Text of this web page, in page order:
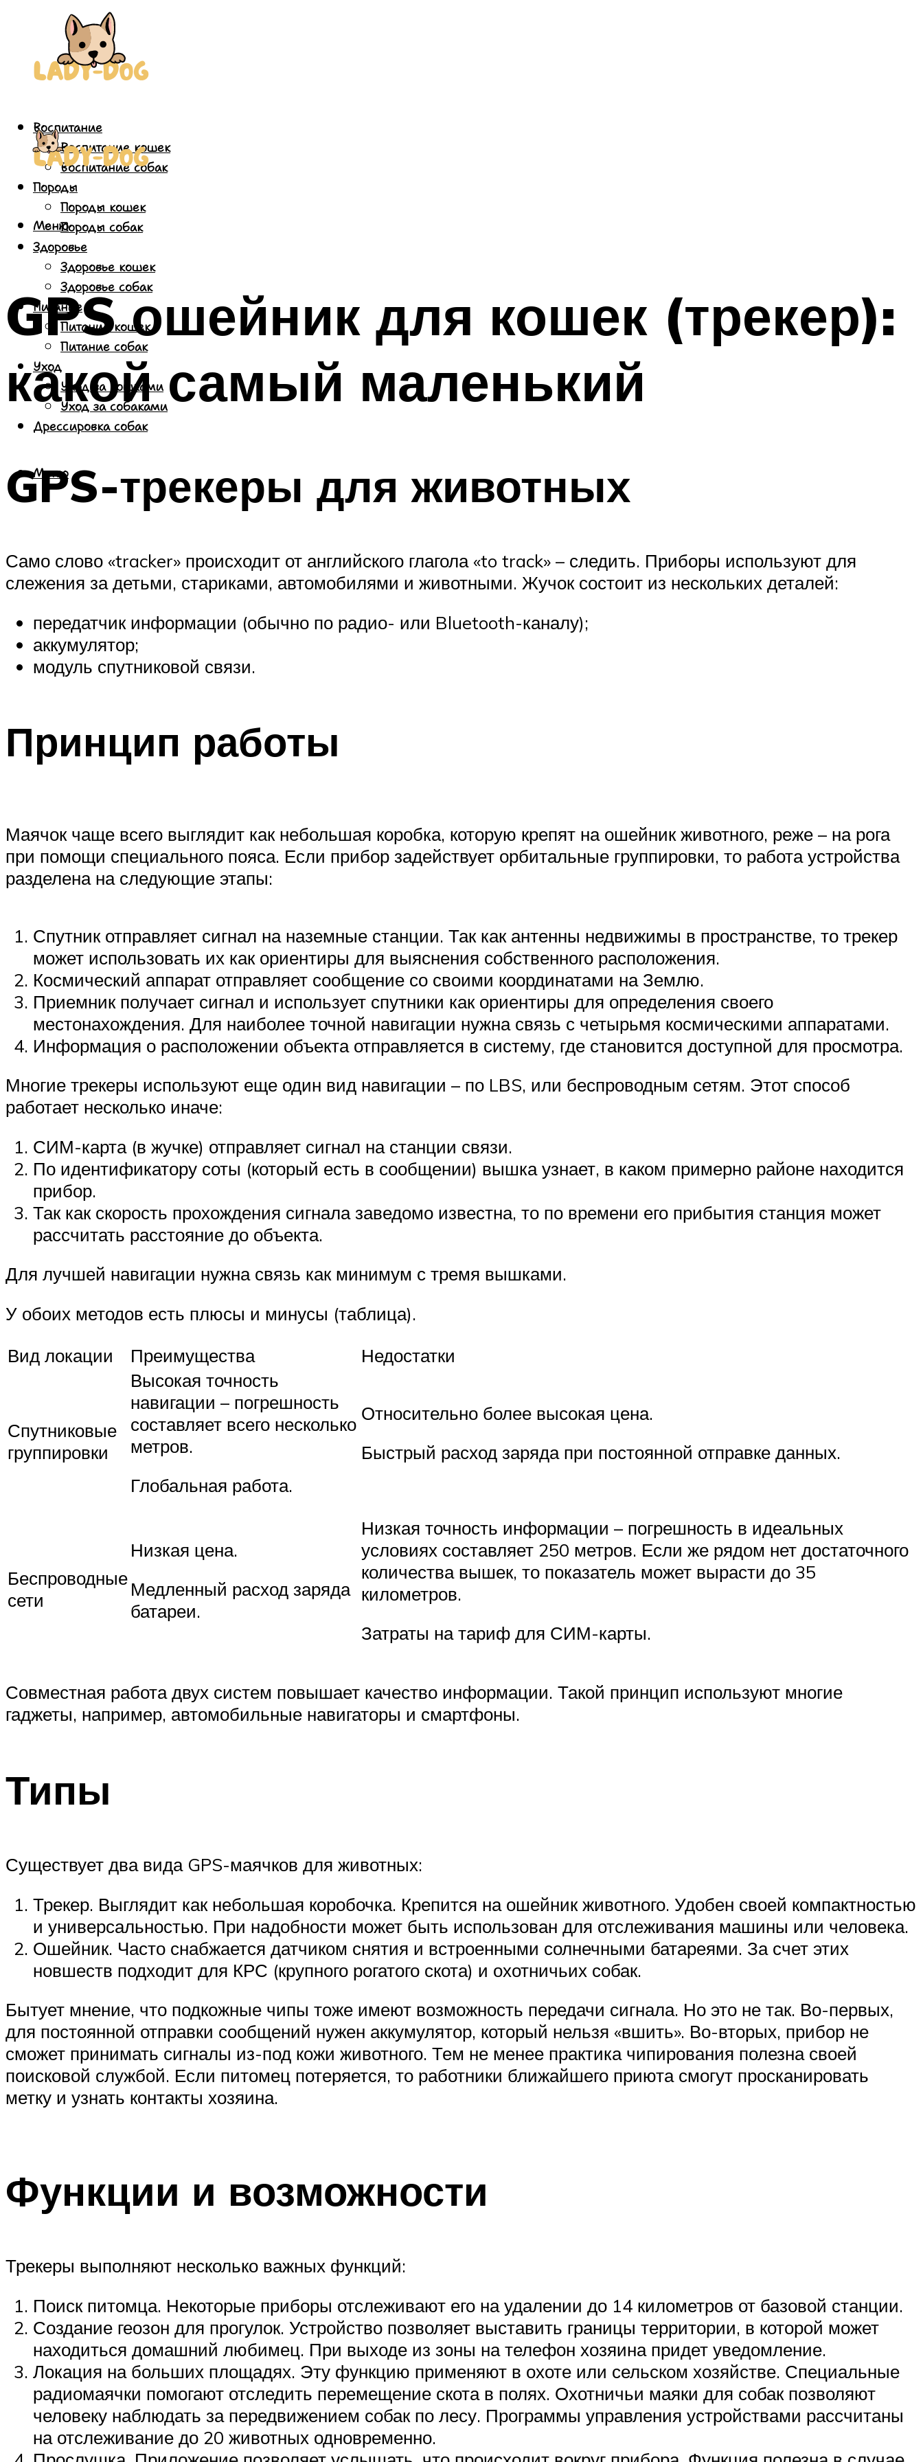
Воспитание
Воспитание кошек
Воспитание собак
Породы
Породы кошек
Породы собак
Здоровье
Здоровье кошек
Здоровье собак
Питание
Питание кошек
Питание собак
Уход
Уход за кошками
Уход за собаками
Дрессировка собак
Меню
Меню
GPS ошейник для кошек (трекер):
какой самый маленький
GPS-трекеры для животных
Само слово «tracker» происходит от английского глагола «to track» – следить. Приборы используют для
слежения за детьми, стариками, автомобилями и животными. Жучок состоит из нескольких деталей:
передатчик информации (обычно по радио- или Bluetooth-каналу);
аккумулятор;
модуль спутниковой связи.
Принцип работы
Маячок чаще всего выглядит как небольшая коробка, которую крепят на ошейник животного, реже – на рога
при помощи специального пояса. Если прибор задействует орбитальные группировки, то работа устройства
разделена на следующие этапы:
Спутник отправляет сигнал на наземные станции. Так как антенны недвижимы в пространстве, то трекер
может использовать их как ориентиры для выяснения собственного расположения.
Космический аппарат отправляет сообщение со своими координатами на Землю.
Приемник получает сигнал и использует спутники как ориентиры для определения своего
местонахождения. Для наиболее точной навигации нужна связь с четырьмя космическими аппаратами.
Информация о расположении объекта отправляется в систему, где становится доступной для просмотра.
Многие трекеры используют еще один вид навигации – по LBS, или беспроводным сетям. Этот способ
работает несколько иначе:
СИМ-карта (в жучке) отправляет сигнал на станции связи.
По идентификатору соты (который есть в сообщении) вышка узнает, в каком примерно районе находится
прибор.
Так как скорость прохождения сигнала заведомо известна, то по времени его прибытия станция может
рассчитать расстояние до объекта.
Для лучшей навигации нужна связь как минимум с тремя вышками.
У обоих методов есть плюсы и минусы (таблица).
Вид локации
Преимущества Недостатки
Спутниковые
группировки
Высокая точность
навигации – погрешность
составляет всего несколько
метров.
Глобальная работа.
Относительно более высокая цена.
Быстрый расход заряда при постоянной отправке данных.
Беспроводные
сети
Низкая цена.
Медленный расход заряда
батареи.
Низкая точность информации – погрешность в идеальных
условиях составляет 250 метров. Если же рядом нет достаточного
количества вышек, то показатель может вырасти до 35
километров.
Затраты на тариф для СИМ-карты.
Совместная работа двух систем повышает качество информации. Такой принцип используют многие
гаджеты, например, автомобильные навигаторы и смартфоны.
Типы
Существует два вида GPS-маячков для животных:
Трекер. Выглядит как небольшая коробочка. Крепится на ошейник животного. Удобен своей компактностью
и универсальностью. При надобности может быть использован для отслеживания машины или человека.
Ошейник. Часто снабжается датчиком снятия и встроенными солнечными батареями. За счет этих
новшеств подходит для КРС (крупного рогатого скота) и охотничьих собак.
Бытует мнение, что подкожные чипы тоже имеют возможность передачи сигнала. Но это не так. Во-первых,
для постоянной отправки сообщений нужен аккумулятор, который нельзя «вшить». Во-вторых, прибор не
сможет принимать сигналы из-под кожи животного. Тем не менее практика чипирования полезна своей
поисковой службой. Если питомец потеряется, то работники ближайшего приюта смогут просканировать
метку и узнать контакты хозяина.
Функции и возможности
Трекеры выполняют несколько важных функций:
Поиск питомца. Некоторые приборы отслеживают его на удалении до 14 километров от базовой станции.
Создание геозон для прогулок. Устройство позволяет выставить границы территории, в которой может
находиться домашний любимец. При выходе из зоны на телефон хозяина придет уведомление.
Локация на больших площадях. Эту функцию применяют в охоте или сельском хозяйстве. Специальные
радиомаячки помогают отследить перемещение скота в полях. Охотничьи маяки для собак позволяют
человеку наблюдать за передвижением собак по лесу. Программы управления устройствами рассчитаны
на отслеживание до 20 животных одновременно.